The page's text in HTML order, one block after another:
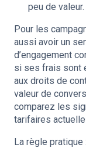
peu de valeur.
Pour les
aussi avoir un
d’engagement
si ses frais sont
aux droits de
valeur de
comparez les
tarifaires
La règle pratique